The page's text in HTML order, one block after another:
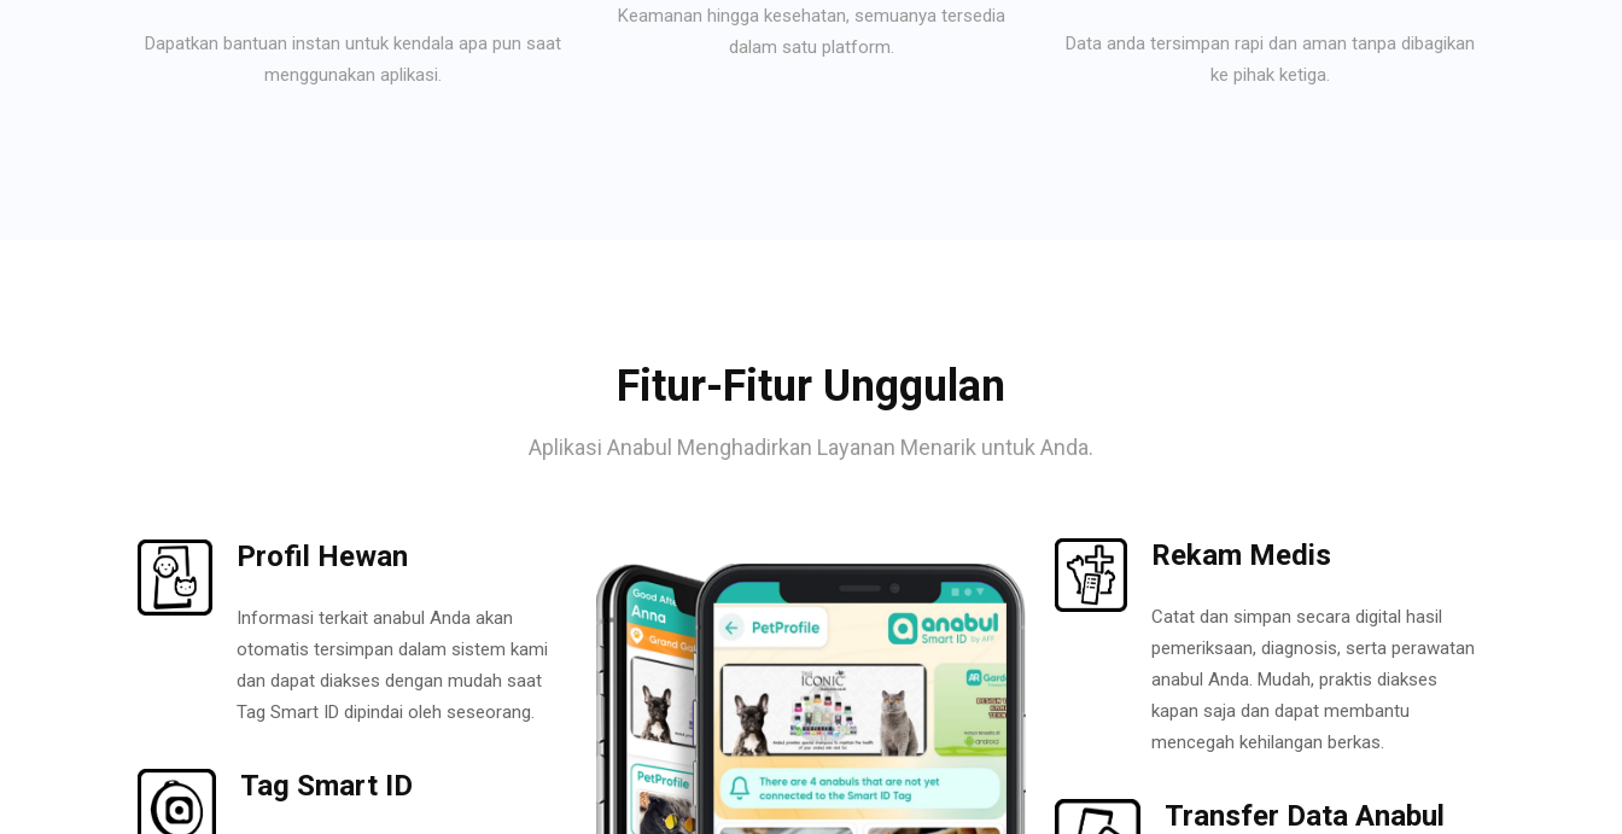
Dapatkan bantuan instan untuk kendala apa pun saat
menggunakan aplikasi.
Keamanan hingga kesehatan, semuanya tersedia
dalam satu platform.
Data anda tersimpan rapi dan aman tanpa dibagikan
ke pihak ketiga.
Fitur-Fitur Unggulan
Aplikasi Anabul Menghadirkan Layanan Menarik untuk Anda.
Profil Hewan
Informasi terkait anabul Anda akan
otomatis tersimpan dalam sistem kami
dan dapat diakses dengan mudah saat
Tag Smart ID dipindai oleh seseorang.
Tag Smart ID
Rekam Medis
Catat dan simpan secara digital hasil
pemeriksaan, diagnosis, serta perawatan
anabul Anda. Mudah, praktis diakses
kapan saja dan dapat membantu
mencegah kehilangan berkas.
Transfer Data Anabul